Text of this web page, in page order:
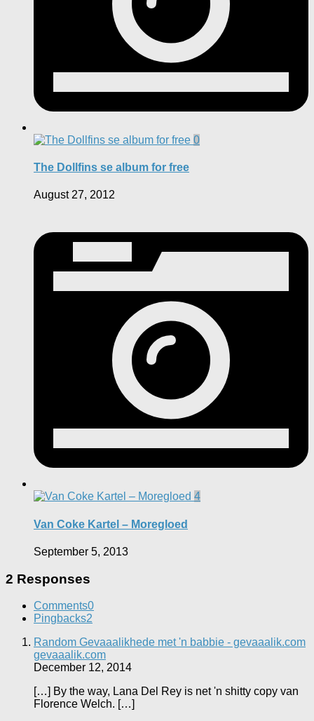
0
The Dollfins se album for free
August 27, 2012
4
Van Coke Kartel – Moregloed
September 5, 2013
2 Responses
Comments0
Pingbacks2
Random Gevaaalikhede met 'n babbie - gevaaalik.com
gevaaalik.com
December 12, 2014
[…] By the way, Lana Del Rey is net 'n shitty copy van
Florence Welch. […]